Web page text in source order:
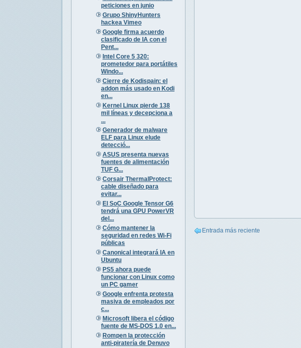
peticiones en junio
Grupo ShinyHunters
hackea Vimeo
Google firma acuerdo
clasificado de IA con el
Pent...
Intel Core 5 320:
prometedor para portátiles
Windo...
Cierre de Kodispain: el
addon más usado en Kodi
en...
Kernel Linux pierde 138
mil líneas y decepciona a
...
Generador de malware
ELF para Linux elude
detecció...
ASUS presenta nuevas
fuentes de alimentación
TUF G...
Corsair ThermalProtect:
cable diseñado para
evitar...
El SoC Google Tensor G6
tendrá una GPU PowerVR
del...
Cómo mantener la
seguridad en redes Wi-Fi
públicas
Canonical integrará IA en
Ubuntu
PS5 ahora puede
funcionar con Linux como
un PC gamer
Google enfrenta protesta
masiva de empleados por
c...
Microsoft libera el código
fuente de MS-DOS 1.0 en...
Rompen la protección
anti-piratería de Denuvo
Entrada más reciente